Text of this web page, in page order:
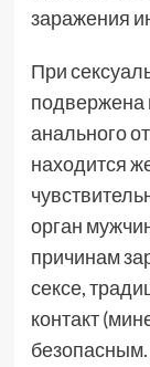
заражения
При
подвержена
анального
находится
орган
причинам
сексе,
контакт